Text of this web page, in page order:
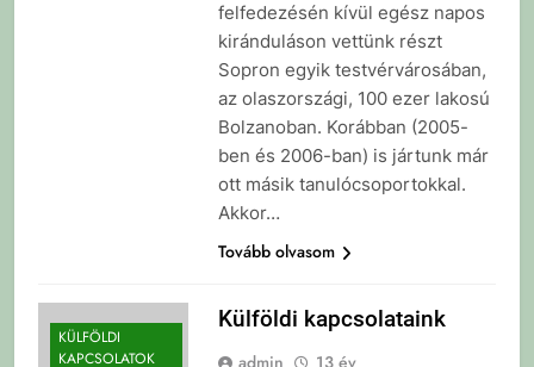
felfedezésén kívül egész napos
kiránduláson vettünk részt
Sopron egyik testvérvárosában,
az olaszországi, 100 ezer lakosú
Bolzanoban. Korábban (2005-
ben és 2006-ban) is jártunk már
ott másik tanulócsoportokkal.
Akkor…
Tovább olvasom
KÜLFÖLDI
KAPCSOLATOK
Külföldi kapcsolataink
admin
13 év